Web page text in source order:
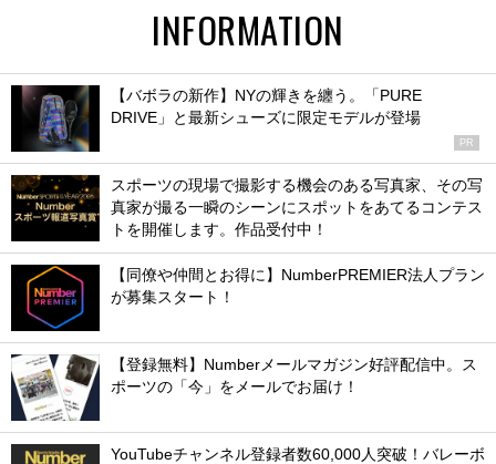
INFORMATION
【バボラの新作】NYの輝きを纏う。「PURE
DRIVE」と最新シューズに限定モデルが登場
PR
スポーツの現場で撮影する機会のある写真家、その写
真家が撮る一瞬のシーンにスポットをあてるコンテス
トを開催します。作品受付中！
【同僚や仲間とお得に】NumberPREMIER法人プラン
が募集スタート！
【登録無料】Numberメールマガジン好評配信中。ス
ポーツの「今」をメールでお届け！
YouTubeチャンネル登録者数60,000人突破！バレーボ